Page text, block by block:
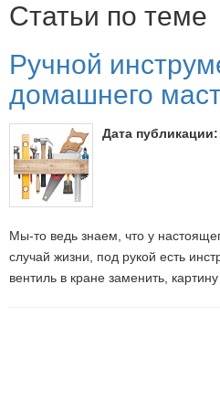
Статьи по теме
Ручной
домашнего
Мы-то ведь знаем, что у
случай жизни, под рукой есть
вентиль в кране заменить, картину
Дата публикации: